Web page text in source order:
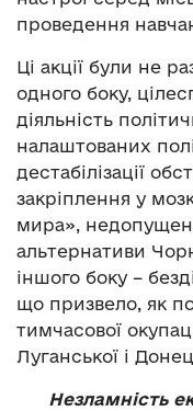
проведення
Ці акції були не
одного боку,
діяльність
налаштованих
дестабілізації
закріплення у
мира»,
альтернативи
іншого боку –
що призвело, як
тимчасової
Луганської і
Незламність